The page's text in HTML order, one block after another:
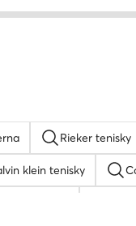
Rieker tenisky
klein tenisky